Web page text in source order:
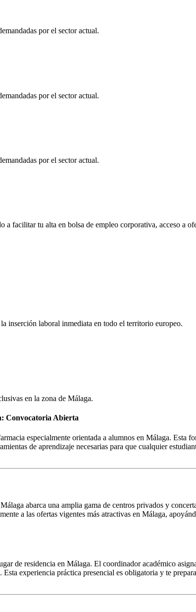
por el sector actual.
por el sector actual.
por el sector actual.
facilitar tu alta en bolsa de empleo corporativa, acceso a
inserción laboral inmediata en todo el territorio europeo.
en la zona de Málaga.
Convocatoria Abierta
especialmente orientada a alumnos en Málaga. Esta
de aprendizaje necesarias para que cualquier
abarca una amplia gama de centros privados y
a las ofertas vigentes más atractivas en Málaga,
de residencia en Málaga. El coordinador académico
experiencia práctica presencial es obligatoria y te